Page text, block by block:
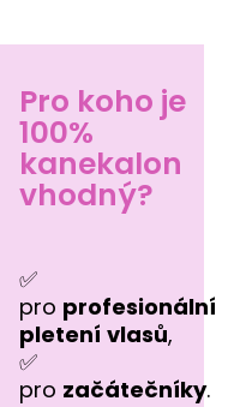
Pro koho je
100%
kanekalon
vhodný?
✅
pro profesionální
pletení vlasů,
✅
pro začátečníky.